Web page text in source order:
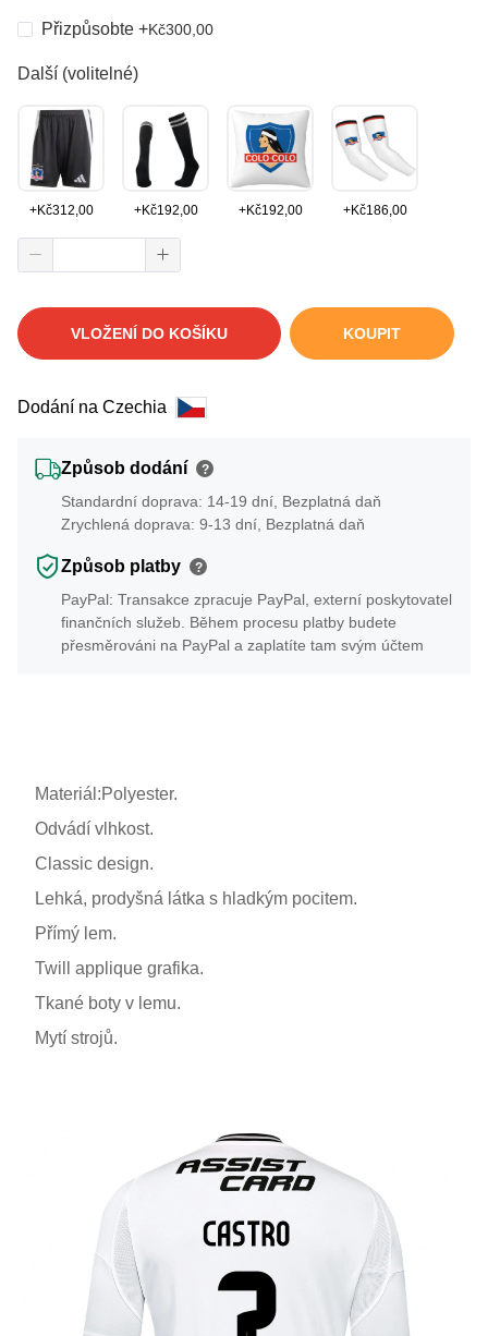
Přizpůsobte +Kč300,00
Další (volitelné)
+Kč312,00 +Kč192,00 +Kč192,00 +Kč186,00
VLOŽENÍ DO KOŠÍKU KOUPIT
Dodání na Czechia
Způsob dodání ?
Standardní doprava: 14-19 dní, Bezplatná daň
Zrychlená doprava: 9-13 dní, Bezplatná daň
Způsob platby ?
PayPal: Transakce zpracuje PayPal, externí poskytovatel
finančních služeb. Během procesu platby budete
přesměrováni na PayPal a zaplatíte tam svým účtem
Materiál:Polyester.
Odvádí vlhkost.
Classic design.
Lehká, prodyšná látka s hladkým pocitem.
Přímý lem.
Twill applique grafika.
Tkané boty v lemu.
Mytí strojů.